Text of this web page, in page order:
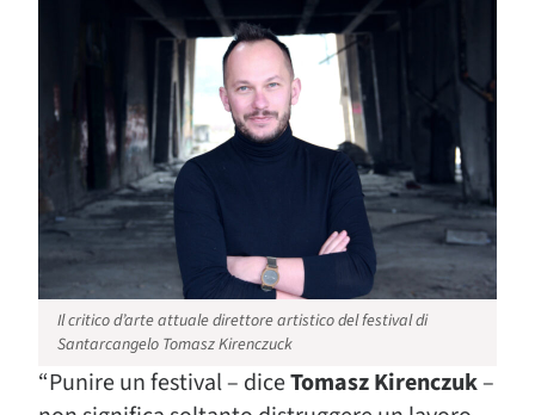
Il critico d’arte attuale direttore artistico del festival di
Santarcangelo Tomasz Kirenczuck
“Punire un festival – diceTomasz Kirenczuk–